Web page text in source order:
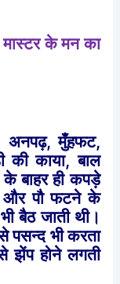
मास्टर के मन का
अनपढ़,मुँहफट,
की काया,बाल
के बाहर ही कपड़े
और पौ फटने के
भी बैठ जाती थी।
पसन्द भी करता
झेंप होने लगती